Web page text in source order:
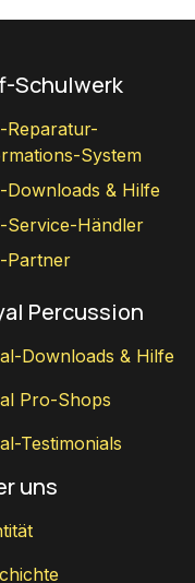
Schulwerk
Reparatur-
System
Downloads & Hilfe
Service-Händler
Partner
Percussion
Downloads & Hilfe
Pro-Shops
Testimonials
uns